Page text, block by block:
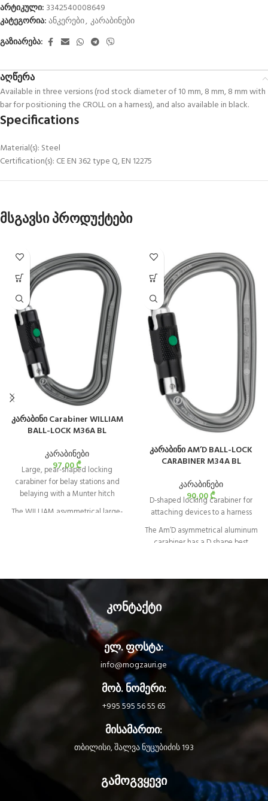
არტიკული: 3342540008649
კატეგორია:ანკერები, კარაბინები
გაზიარება:
აღწერა
Available in three versions (rod stock diameter of 10 mm, 8 mm, 8 mm with
bar for positioning the CROLL on a harness), and also available in black.
Specifications
Material(s): Steel
Certification(s): CE EN 362 type Q, EN 12275
მსგავსი პროდუქტები
კარაბინი Carabiner WILLIAM
BALL-LOCK M36A BL
კარაბინები
97,00₾
Large, pear-shaped locking
carabiner for belay stations and
belaying with a Munter hitch
The WILLIAM asymmetrical large-
even when wearing gloves. The
WILLIAM carabiner is available in
two locking systems: manual
SCREW-LOCK or automatic BALL-
კარაბინი AM’D BALL-LOCK
CARABINER M34A BL
კარაბინები
90,00₾
D-shaped locking carabiner for
attaching devices to a harness
The Am’D asymmetrical aluminum
carabiner has a D shape best
ergonomic shape and Keylock
system make it easy to handle,
even when wearing gloves. The
Am’D carabiner is available in three
SCREW-LOCK system, or automatic
BALL-LOCK and TWIST-LOCK
systems.
კონტაქტი
ელ. ფოსტა:
info@mogzauri.ge
მობ. ნომერი:
+995 595 56 55 65
მისამართი:
თბილისი, შალვა ნუცუბიძის 193
გამოგვყევი